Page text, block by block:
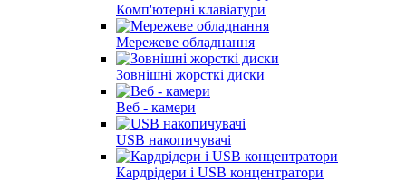
Комп'ютерні клавіатури
Мережеве обладнання
Зовнішні жорсткі диски
Веб - камери
USB накопичувачі
Кардрідери і USB концентратори